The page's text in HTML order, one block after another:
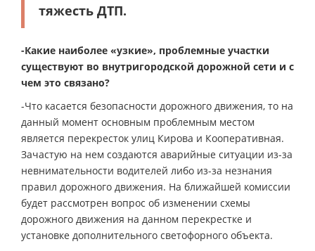
тяжесть ДТП.
-Какие наиболее «узкие», проблемные участки
существуют во внутригородской дорожной сети и с
чем это связано?
-Что касается безопасности дорожного движения, то на
данный момент основным проблемным местом
является перекресток улиц Кирова и Кооперативная.
Зачастую на нем создаются аварийные ситуации из-за
невнимательности водителей либо из-за незнания
правил дорожного движения. На ближайшей комиссии
будет рассмотрен вопрос об изменении схемы
дорожного движения на данном перекрестке и
установке дополнительного светофорного объекта.